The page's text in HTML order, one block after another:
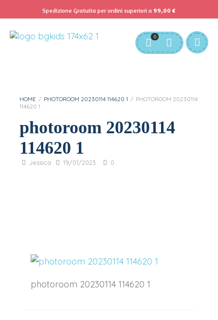
Servizio Clienti: info@bgkids.it +39 345 627 9165
Download APP B&G Kids
0
HOME / PHOTOROOM 20230114 114620 1 / PHOTOROOM 20230114
114620 1
photoroom 20230114
114620 1
Jessica 19/01/2023 0
photoroom 20230114 114620 1
Spedizione Gratuita per ordini superiori a 99,00 €